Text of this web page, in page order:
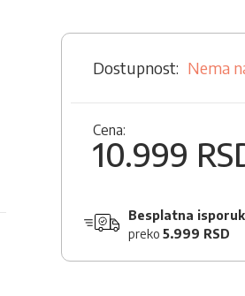
Nema
Cena:
10.999
Besplatna
preko 5.999 RSD